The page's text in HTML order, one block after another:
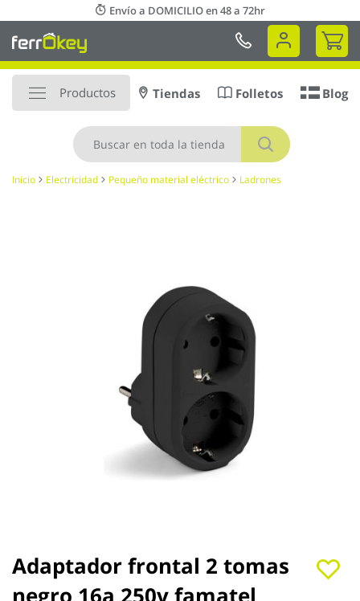
al
contenido
Envío a DOMICILIO en 48 a 72hr
Mi
Productos
Buscar
Tiendas Folletos Blog
Inicio Electricidad Pequeño material eléctrico Ladrones
Adaptador frontal 2 tomas
Saltar
al
comienzo